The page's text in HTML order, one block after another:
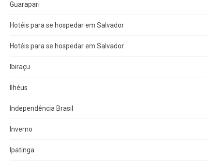
Guarapari
Hotéis para se hospedar em Salvador
Hotéis para se hospedar em Salvador
Ibiraçu
Ilhéus
Independência Brasil
Inverno
Ipatinga